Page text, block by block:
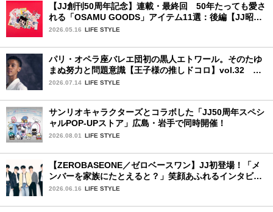
【JJ創刊50周年記念】連載・最終回 50年たっても愛さ
れる「OSAMU GOODS」アイテム11選：後編【JJ昭和
レトロ学園】
2026.05.16 LIFE STYLE
パリ・オペラ座バレエ団初の黒人エトワール。そのたゆ
まぬ努力と問題意識【王子様の推しドコロ】vol.32 ギ
ヨーム・ディオップさん
2026.07.14 LIFE STYLE
サンリオキャラクターズとコラボした「JJ50周年スペシ
ャルPOP-UPストア」広島・岩手で同時開催！
2026.08.01 LIFE STYLE
【ZEROBASEONE／ゼロベースワン】JJ初登場！「メ
ンバーを家族にたとえると？」笑顔あふれるインタビュ
ー♡
2026.06.16 LIFE STYLE